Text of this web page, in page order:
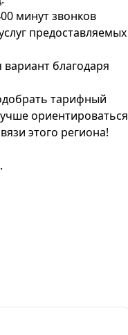
минут звонков
предоставляемых
благодаря
тарифный
ориентироваться
этого региона!